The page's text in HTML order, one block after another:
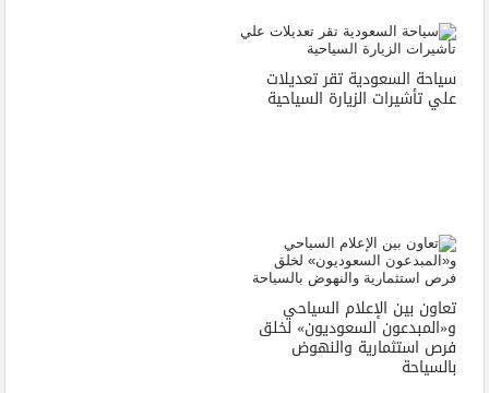
سياحة السعودية تقر تعديلات
علي تأشيرات الزيارة السياحية
تعاون بين الإعلام السياحي
و«المبدعون السعوديون» لخلق
فرص استثمارية والنهوض
بالسياحة